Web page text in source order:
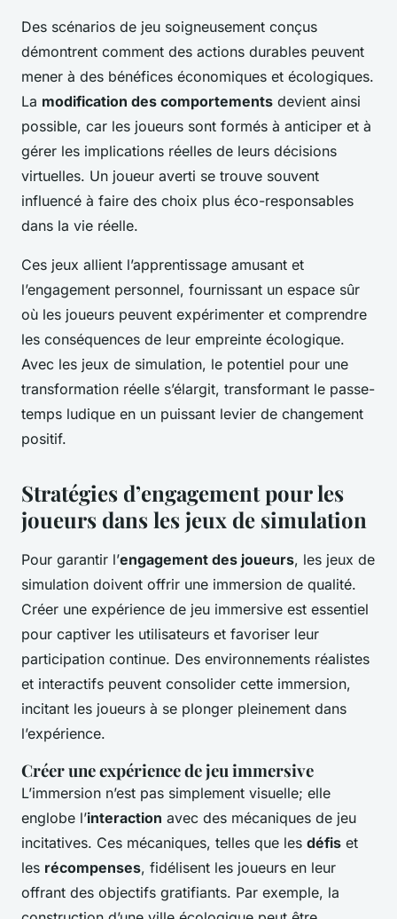
Des scénarios de jeu soigneusement conçus
démontrent comment des actions durables peuvent
mener à des bénéfices économiques et écologiques.
La modification des comportements devient ainsi
possible, car les joueurs sont formés à anticiper et à
gérer les implications réelles de leurs décisions
virtuelles. Un joueur averti se trouve souvent
influencé à faire des choix plus éco-responsables
dans la vie réelle.
Ces jeux allient l’apprentissage amusant et
l’engagement personnel, fournissant un espace sûr
où les joueurs peuvent expérimenter et comprendre
les conséquences de leur empreinte écologique.
Avec les jeux de simulation, le potentiel pour une
transformation réelle s’élargit, transformant le passe-
temps ludique en un puissant levier de changement
positif.
Stratégies d’engagement pour les
joueurs dans les jeux de simulation
Pour garantir l’engagement des joueurs, les jeux de
simulation doivent offrir une immersion de qualité.
Créer une expérience de jeu immersive est essentiel
pour captiver les utilisateurs et favoriser leur
participation continue. Des environnements réalistes
et interactifs peuvent consolider cette immersion,
incitant les joueurs à se plonger pleinement dans
l’expérience.
Créer une expérience de jeu immersive
L’immersion n’est pas simplement visuelle; elle
englobe l’interaction avec des mécaniques de jeu
incitatives. Ces mécaniques, telles que les défis et
les récompenses, fidélisent les joueurs en leur
offrant des objectifs gratifiants. Par exemple, la